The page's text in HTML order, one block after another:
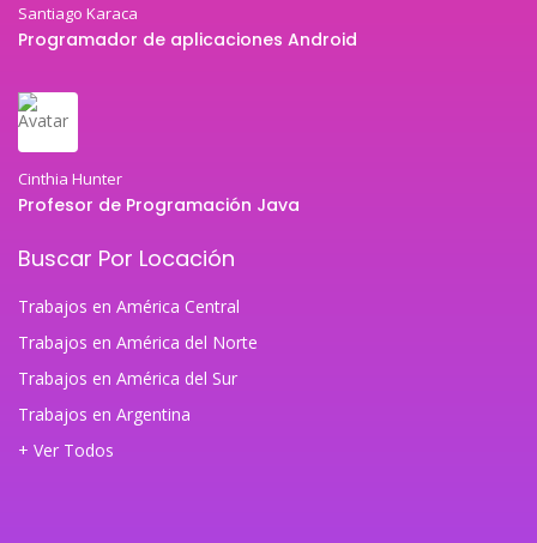
Santiago Karaca
Programador de aplicaciones Android
Cinthia Hunter
Profesor de Programación Java
Buscar Por Locación
Trabajos en América Central
Trabajos en América del Norte
Trabajos en América del Sur
Trabajos en Argentina
+ Ver Todos